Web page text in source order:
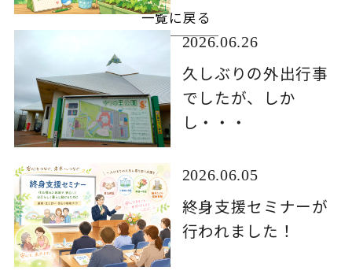
一覧に戻る
2026.06.26
久しぶりの外出行事
でしたが、しか
し・・・
2026.06.05
終身支援セミナーが
行われました！